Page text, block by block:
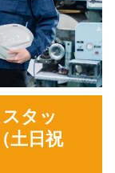
タッ
土日祝